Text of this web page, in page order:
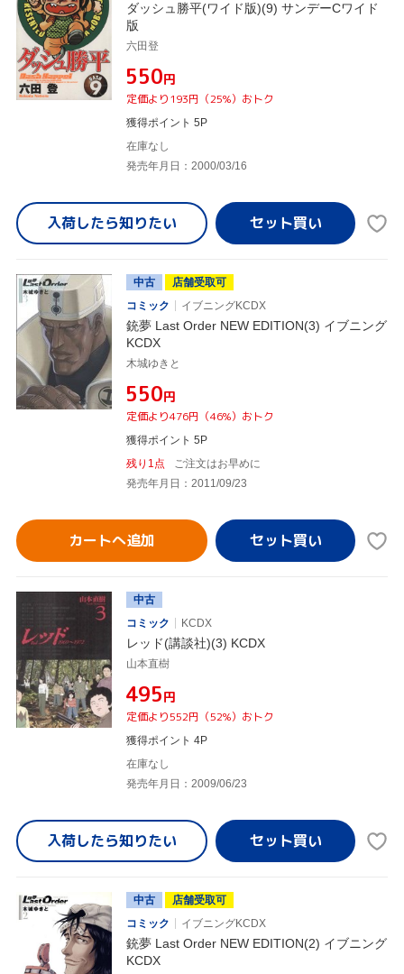
ダッシュ勝平(ワイド版)(9) サンデーCワイド
版
六田登
¥550円
定価より193円（25%）おトク
獲得ポイント 5P
在庫なし
発売年月日：2000/03/16
入荷したら知りたい
中古
店舗受取可
コミック
イブニングKCDX
銃夢 Last Order NEW EDITION(3) イブニング
KCDX
木城ゆきと
¥550円
定価より476円（46%）おトク
獲得ポイント 5P
残り1点
ご注文はお早めに
発売年月日：2011/09/23
カートへ追加
中古
コミック
KCDX
レッド(講談社)(3) KCDX
山本直樹
¥495円
定価より552円（52%）おトク
獲得ポイント 4P
在庫なし
発売年月日：2009/06/23
入荷したら知りたい
中古
店舗受取可
コミック
イブニングKCDX
銃夢 Last Order NEW EDITION(2) イブニング
KCDX